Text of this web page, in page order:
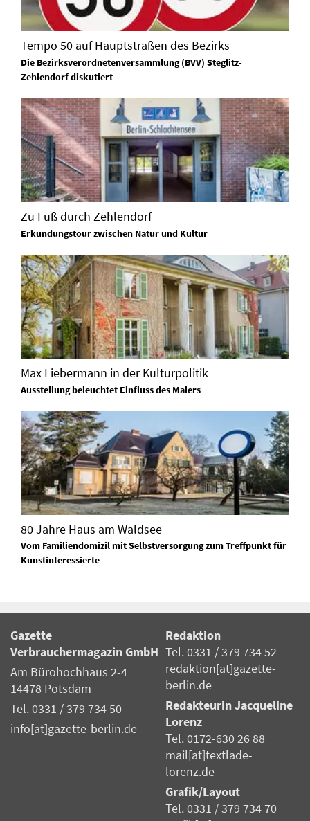
Tempo 50 auf Hauptstraßen des Bezirks
Die Bezirksverordnetenversammlung (BVV) Steglitz-
Zehlendorf diskutiert
Zu Fuß durch Zehlendorf
Erkundungstour zwischen Natur und Kultur
Max Liebermann in der Kulturpolitik
Ausstellung beleuchtet Einfluss des Malers
80 Jahre Haus am Waldsee
Vom Familiendomizil mit Selbstversorgung zum Treffpunkt für
Kunstinteressierte
Gazette
Verbrauchermagazin GmbH
Am Bürohochhaus 2-4
14478 Potsdam
Tel. 0331 / 379 734 50
info[at]gazette-berlin.de
Redaktion
Tel. 0331 / 379 734 52
redaktion[at]gazette-
berlin.de
Redakteurin Jacqueline
Lorenz
Tel. 0172-630 26 88
mail[at]textlade-
lorenz.de
Grafik/Layout
Tel. 0331 / 379 734 70